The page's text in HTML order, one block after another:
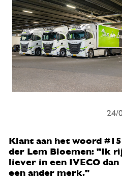
24/
Klant aan het woord
der Lem Bloemen: "Ik
liever in een IVECO dan
een ander merk."